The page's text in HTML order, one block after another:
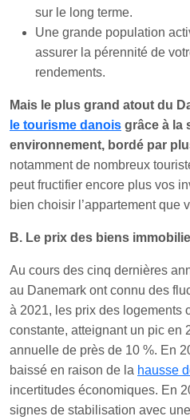
sur le long terme.
Une grande population
assurer la pérennité de
rendements.
Mais le plus grand atout du
le tourisme danois grâce à la
environnement, bordé par
notamment de nombreux
peut fructifier encore plus vos
bien choisir l’appartement que
B. Le prix des biens
Au cours des cinq dernières
au Danemark ont connu des
à 2021, les prix des logements
constante, atteignant un pic en
annuelle de près de 10 %. En
baissé en raison de la hausse
incertitudes économiques. En
signes de stabilisation avec